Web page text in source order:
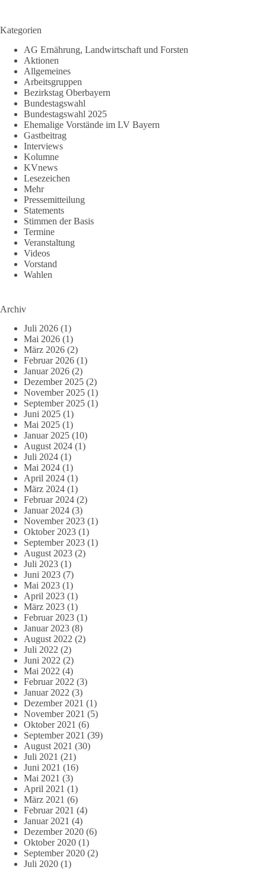
Kategorien
AG Ernährung, Landwirtschaft und Forsten
Aktionen
Allgemeines
Arbeitsgruppen
Bezirkstag Oberbayern
Bundestagswahl
Bundestagswahl 2025
Ehemalige Vorstände im LV Bayern
Gastbeitrag
Interviews
Kolumne
KVnews
Lesezeichen
Mehr
Pressemitteilung
Statements
Stimmen der Basis
Termine
Veranstaltung
Videos
Vorstand
Wahlen
Archiv
Juli 2026 (1)
Mai 2026 (1)
März 2026 (2)
Februar 2026 (1)
Januar 2026 (2)
Dezember 2025 (2)
November 2025 (1)
September 2025 (1)
Juni 2025 (1)
Mai 2025 (1)
Januar 2025 (10)
August 2024 (1)
Juli 2024 (1)
Mai 2024 (1)
April 2024 (1)
März 2024 (1)
Februar 2024 (2)
Januar 2024 (3)
November 2023 (1)
Oktober 2023 (1)
September 2023 (1)
August 2023 (2)
Juli 2023 (1)
Juni 2023 (7)
Mai 2023 (1)
April 2023 (1)
März 2023 (1)
Februar 2023 (1)
Januar 2023 (8)
August 2022 (2)
Juli 2022 (2)
Juni 2022 (2)
Mai 2022 (4)
Februar 2022 (3)
Januar 2022 (3)
Dezember 2021 (1)
November 2021 (5)
Oktober 2021 (6)
September 2021 (39)
August 2021 (30)
Juli 2021 (21)
Juni 2021 (16)
Mai 2021 (3)
April 2021 (1)
März 2021 (6)
Februar 2021 (4)
Januar 2021 (4)
Dezember 2020 (6)
Oktober 2020 (1)
September 2020 (2)
Juli 2020 (1)